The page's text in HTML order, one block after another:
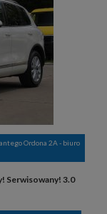
Ordona 2A - biuro
Serwisowany! 3.0